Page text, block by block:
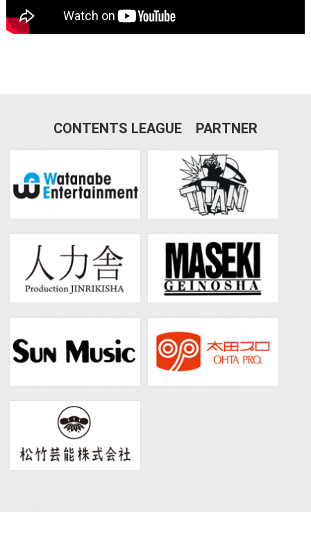
CONTENTS LEAGUE PARTNER